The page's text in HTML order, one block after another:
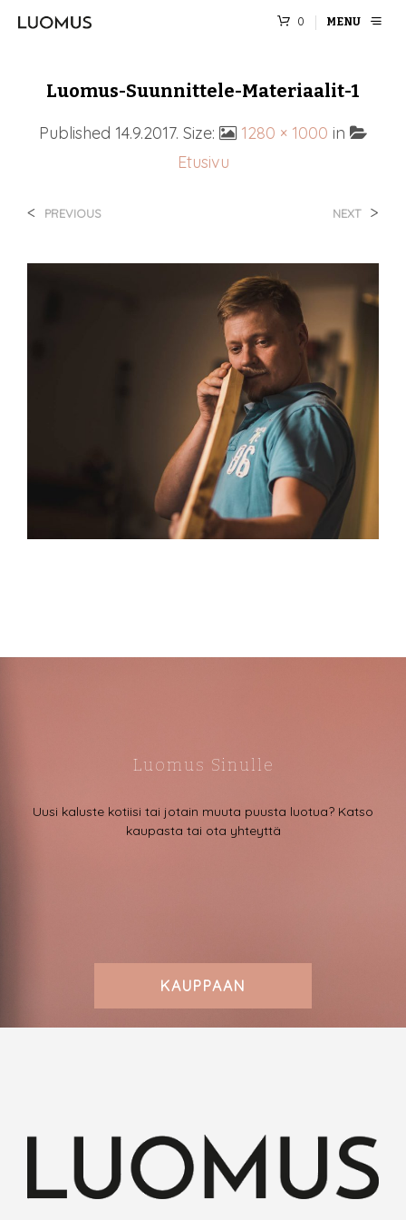
0 MENU
Luomus-Suunnittele-Materiaalit-1
Published 14.9.2017. Size: 1280 × 1000 in
Etusivu
< PREVIOUS NEXT >
Luomus Sinulle
Uusi kaluste kotiisi tai jotain muuta puusta luotua? Katso
kaupasta tai ota yhteyttä
KAUPPAAN